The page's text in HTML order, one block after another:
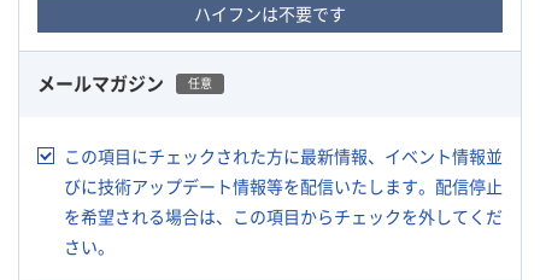
ハイフンは不要です
メールマガジン 任意
この項目にチェックされた方に最新情報、イベント情報並
びに技術アップデート情報等を配信いたします。配信停止
を希望される場合は、この項目からチェックを外してくだ
さい。